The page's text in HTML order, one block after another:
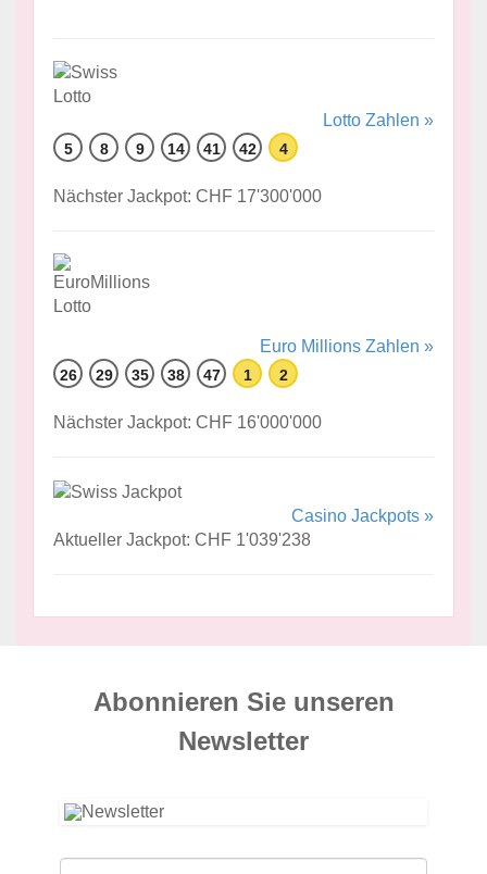
Lotto Zahlen »
5 8 9 14 41 42 4
Nächster Jackpot: CHF 17'300'000
Euro Millions Zahlen »
26 29 35 38 47 1 2
Nächster Jackpot: CHF 16'000'000
Casino Jackpots »
Aktueller Jackpot: CHF 1'039'238
Abonnieren Sie unseren
News­letter